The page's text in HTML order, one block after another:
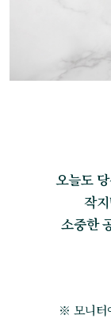
오늘도
작
소중한
※ 모니터